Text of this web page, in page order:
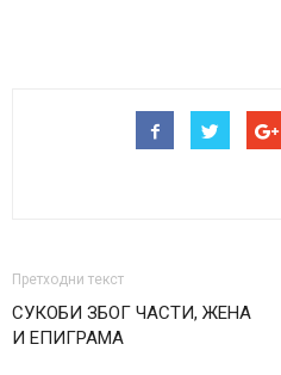
Претходни текст
СУКОБИ ЗБОГ ЧАСТИ, ЖЕНА
И ЕПИГРАМА